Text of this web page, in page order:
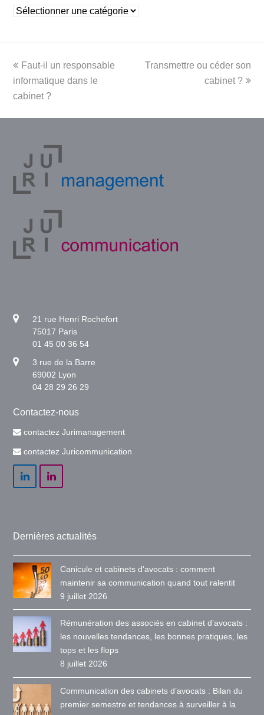
Rubriques
previous
post:
Faut-il un responsable
informatique dans le
cabinet ?
next
Transmettre ou céder son
cabinet ?
21 rue Henri Rochefort
75017 Paris
01 45 00 36 54
3 rue de la Barre
69002 Lyon
04 28 29 26 29
Contactez-nous
contactez Jurimanagement
contactez Juricommunication
LinkedInLinkedIn
Dernières actualités
Canicule et cabinets d’avocats : comment
maintenir sa communication quand tout ralentit
9 juillet 2026
Rémunération des associés en cabinet d’avocats :
les nouvelles tendances, les bonnes pratiques, les
tops et les flops
8 juillet 2026
Communication des cabinets d’avocats : Bilan du
premier semestre et tendances à surveiller à la